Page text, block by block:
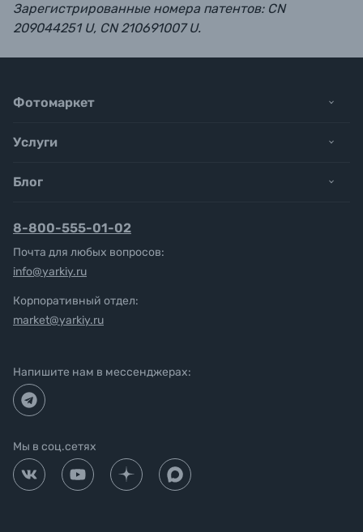
Зарегистрированные номера патентов: CN
209044251 U, CN 210691007 U.
Фотомаркет
Услуги
Блог
8-800-555-01-02
Почта для любых вопросов:
info@yarkiy.ru
Корпоративный отдел:
market@yarkiy.ru
Напишите нам в мессенджерах:
Мы в соц.сетях